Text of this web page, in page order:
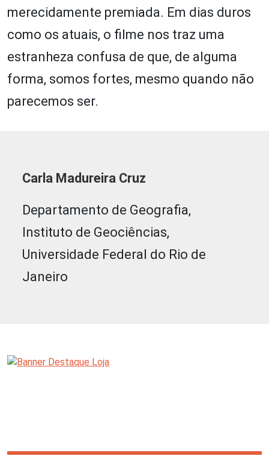
merecidamente premiada. Em dias duros
como os atuais, o filme nos traz uma
estranheza confusa de que, de alguma
forma, somos fortes, mesmo quando não
parecemos ser.
Carla Madureira Cruz
Departamento de Geografia,
Instituto de Geociências,
Universidade Federal do Rio de
Janeiro